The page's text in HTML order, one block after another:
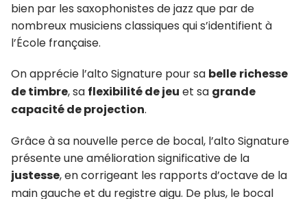
bien par les saxophonistes de jazz que par de
nombreux musiciens classiques qui s’identifient à
l’École française.
On apprécie l’alto Signature pour sa belle richesse
de timbre, sa flexibilité de jeu et sa grande
capacité de projection.
Grâce à sa nouvelle perce de bocal, l’alto Signature
présente une amélioration significative de la
justesse, en corrigeant les rapports d’octave de la
main gauche et du registre aigu. De plus, le bocal